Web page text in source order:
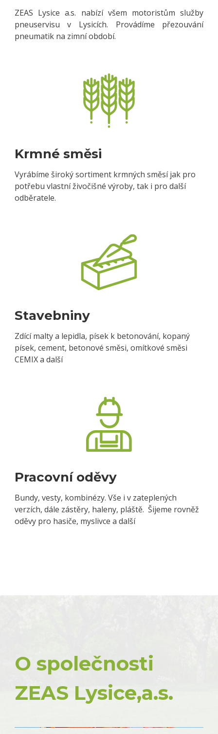
ZEAS Lysice a.s. nabízí všem motoristům služby
pneuservisu v Lysicích. Provádíme přezouvání
pneumatik na zimní období.
Krmné směsi
Vyrábíme široký sortiment krmných směsí jak pro
potřebu vlastní živočišné výroby, tak i pro další
odběratele.
Stavebniny
Zdící malty a lepidla, písek k betonování, kopaný
písek, cement, betonové směsi, omítkové směsi
CEMIX a další
Pracovní oděvy
Bundy, vesty, kombinézy. Vše i v zateplených
verzích, dále zástěry, haleny, pláště. Šijeme rovněž
oděvy pro hasiče, myslivce a další
O společnosti
ZEAS Lysice,a.s.